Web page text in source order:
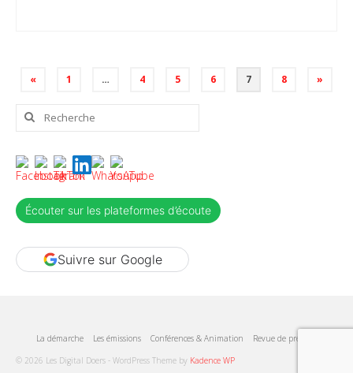
Pagination
des
publications
« 1 … 4 5 6 7 8 »
Rechercher
Écouter sur les plateformes d’écoute
Suivre sur Google
La démarche Les émissions Conférences & Animation
Revue de presse
© 2026 Les Digital Doers - WordPress Theme by Kadence WP